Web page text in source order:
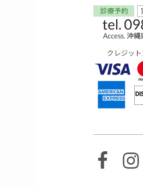
クレジッ